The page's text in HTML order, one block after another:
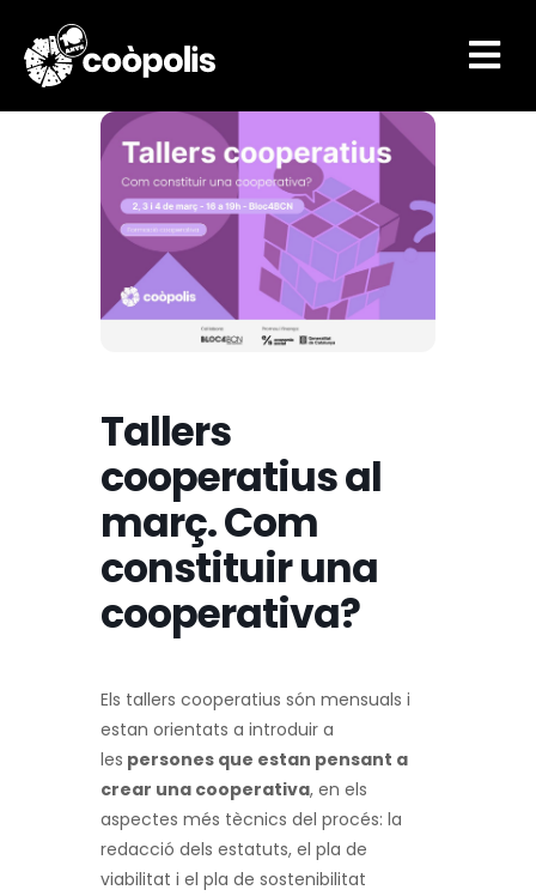

Tallers
cooperatius al
març. Com
constituir una
cooperativa?
Els tallers cooperatius són mensuals i
estan orientats a introduir a
les persones que estan pensant a
crear una cooperativa, en els
aspectes més tècnics del procés: la
redacció dels estatuts, el pla de
viabilitat i el pla de sostenibilitat